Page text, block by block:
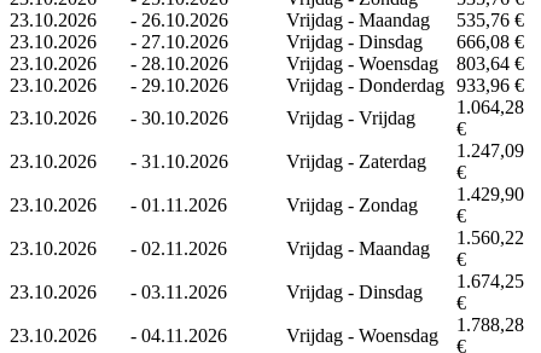
23.10.2026
- 26.10.2026 Vrijdag - Maandag
535,76 €
23.10.2026
- 27.10.2026 Vrijdag - Dinsdag
666,08 €
23.10.2026
- 28.10.2026 Vrijdag - Woensdag
803,64 €
23.10.2026
- 29.10.2026 Vrijdag - Donderdag 933,96 €
23.10.2026
- 30.10.2026 Vrijdag - Vrijdag
1.064,28
€
23.10.2026
- 31.10.2026 Vrijdag - Zaterdag
1.247,09
€
23.10.2026
- 01.11.2026 Vrijdag - Zondag
1.429,90
€
23.10.2026
- 02.11.2026 Vrijdag - Maandag
1.560,22
€
23.10.2026
- 03.11.2026 Vrijdag - Dinsdag
1.674,25
€
23.10.2026
- 04.11.2026 Vrijdag - Woensdag
1.788,28
€